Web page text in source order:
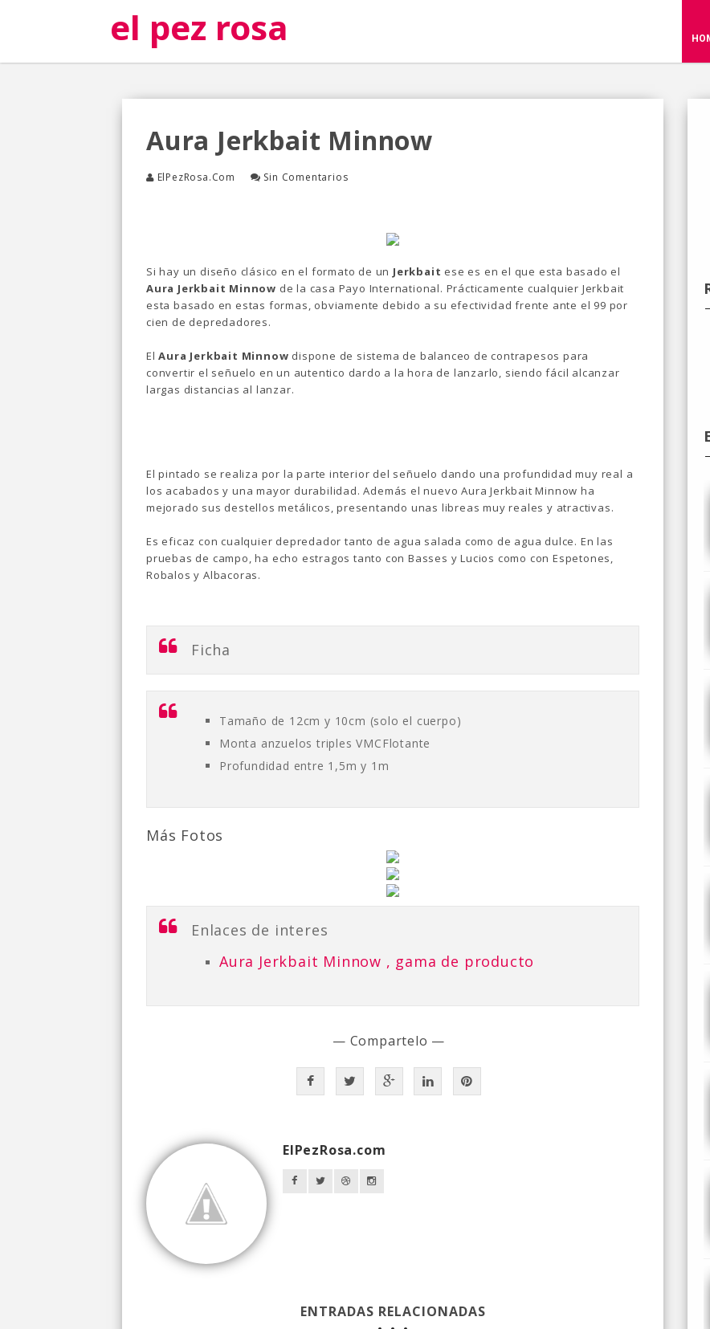
el pez rosa
Aura Jerkbait Minnow
ElPezRosa.com Sin Comentarios
Si hay un diseño clásico en el formato de un Jerkbait ese es en el que esta basado el
Aura Jerkbait Minnow de la casa Payo International. Prácticamente cualquier Jerkbait
esta basado en estas formas, obviamente debido a su efectividad frente ante el 99 por
cien de depredadores.
ElAura Jerkbait Minnow dispone de sistema de balanceo de contrapesos para
convertir el señuelo en un autentico dardo a la hora de lanzarlo, siendo fácil alcanzar
largas distancias al lanzar.
El pintado se realiza por la parte interior del señuelo dando una profundidad muy real a
los acabados y una mayor durabilidad. Además el nuevo Aura Jerkbait Minnow ha
mejorado sus destellos metálicos, presentando unas libreas muy reales y atractivas.
Es eficaz con cualquier depredador tanto de agua salada como de agua dulce. En las
pruebas de campo, ha echo estragos tanto con Basses y Lucios como con Espetones,
Robalos y Albacoras.
Ficha
Tamaño de 12cm y 10cm (solo el cuerpo)
Monta anzuelos triples VMCFlotante
Profundidad entre 1,5m y 1m
Más Fotos
Enlaces de interes
Aura Jerkbait Minnow , gama de producto
— Compartelo —
ElPezRosa.com
ENTRADAS RELACIONADAS